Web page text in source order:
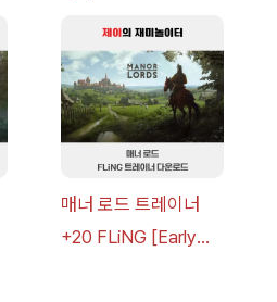
드
매너 로드 트레이너
+20 FLiNG [Early